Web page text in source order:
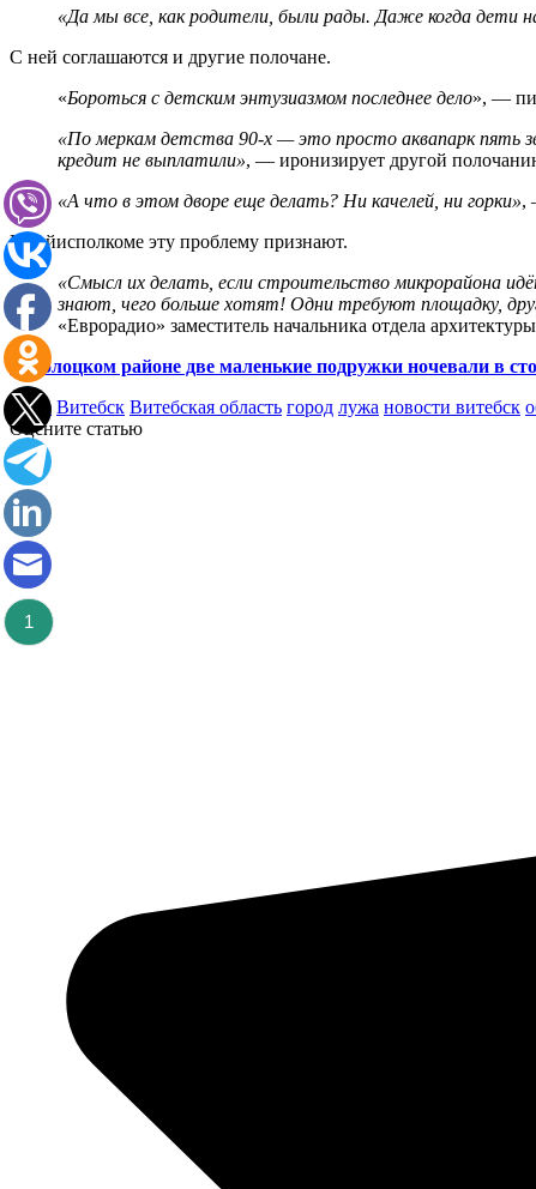
«Да мы все, как родители, были рады. Даже когда дети
С ней соглашаются и другие полочане.
«Бороться с детским энтузиазмом последнее дело», —
«По меркам детства 90-х — это просто аквапарк пять
кредит не выплатили», — иронизирует другой
«А что в этом дворе еще делать? Ни качелей, ни горки»,
В райисполкоме эту проблему признают.
«Смысл их делать, если строительство микрорайона
знают, чего больше хотят! Одни требуют площадку,
«Еврорадио» заместитель начальника отдела
В Полоцком районе две маленькие подружки ночевали в
home Витебск Витебская область город лужа новости витебск
Оцените статью
1